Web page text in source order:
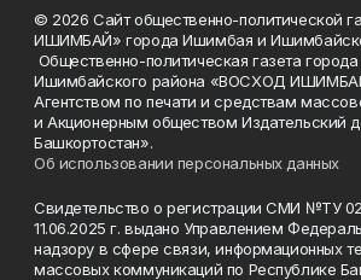
© 2026 Сайт общественно-политической
ИШИМБАЙ» города Ишимбая и
Общественно-политическая газета
Ишимбайского района «ВОСХОД
Агентством по печати и средствам
и Акционерным обществом Издательский
Башкортостан».
Об использовании персональных данных
Свидетельство о регистрации СМИ №ТУ
11.06.2025 г. выдано Управлением
надзору в сфере связи, информационных
массовых коммуникаций по Республике